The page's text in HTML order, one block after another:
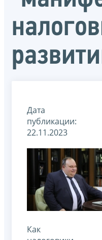
Дата
публикации:
22.11.2023
Как